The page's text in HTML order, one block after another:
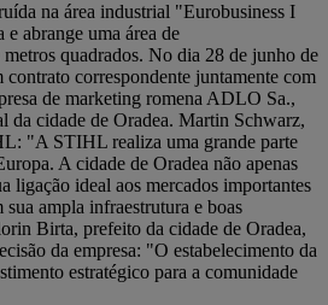
na área industrial "Eurobusiness I
abrange uma área de
quadrados. No dia 28 de junho de
correspondente juntamente com
de marketing romena ADLO Sa.,
da cidade de Oradea. Martin Schwarz,
"A STIHL realiza uma grande parte
A cidade de Oradea não apenas
ligação ideal aos mercados importantes
sua ampla infraestrutura e boas
Birta, prefeito da cidade de Oradea,
da empresa: "O estabelecimento da
estratégico para a comunidade